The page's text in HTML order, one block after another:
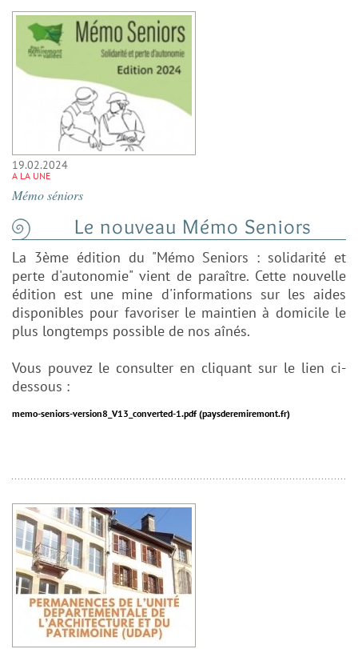
19.02.2024
A LA UNE
Mémo séniors
Le nouveau Mémo Seniors
La 3ème édition du "Mémo Seniors : solidarité et
perte d'autonomie" vient de paraître. Cette nouvelle
édition est une mine d'informations sur les aides
disponibles pour favoriser le maintien à domicile le
plus longtemps possible de nos aînés.
Vous pouvez le consulter en cliquant sur le lien ci-
dessous :
memo-seniors-version8_V13_converted-1.pdf (paysderemiremont.fr)